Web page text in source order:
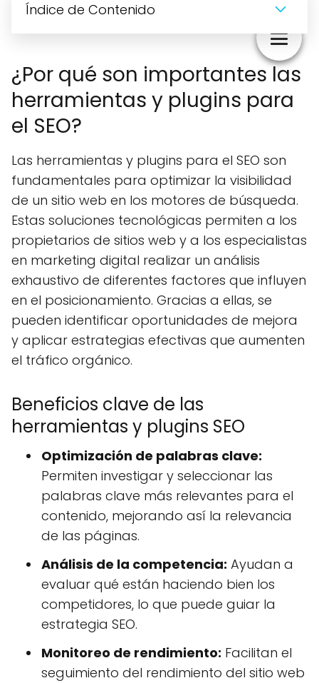
Índice de Contenido
¿Por qué son importantes las
herramientas y plugins para
el SEO?
Las herramientas y plugins para el SEO son
fundamentales para optimizar la visibilidad
de un sitio web en los motores de búsqueda.
Estas soluciones tecnológicas permiten a los
propietarios de sitios web y a los especialistas
en marketing digital realizar un análisis
exhaustivo de diferentes factores que influyen
en el posicionamiento. Gracias a ellas, se
pueden identificar oportunidades de mejora
y aplicar estrategias efectivas que aumenten
el tráfico orgánico.
Beneficios clave de las
herramientas y plugins SEO
Optimización de palabras clave:
Permiten investigar y seleccionar las
palabras clave más relevantes para el
contenido, mejorando así la relevancia
de las páginas.
Análisis de la competencia: Ayudan a
evaluar qué están haciendo bien los
competidores, lo que puede guiar la
estrategia SEO.
Monitoreo de rendimiento: Facilitan el
seguimiento del rendimiento del sitio web